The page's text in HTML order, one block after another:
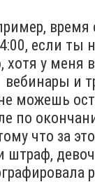
время
если ты
хотя у меня
вебинары и
можешь
по
что за
штраф,